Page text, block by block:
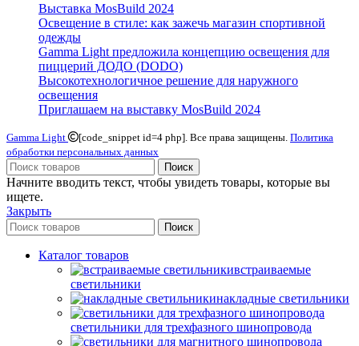
Выставка MosBuild 2024
Освещение в стиле: как зажечь магазин спортивной
одежды
Gamma Light предложила концепцию освещения для
пиццерий ДОДО (DODO)
Высокотехнологичное решение для наружного
освещения
Приглашаем на выставку MosBuild 2024
Gamma Light [code_snippet id=4 php]. Все права защищены. Политика
обработки персональных данных
Поиск
Начните вводить текст, чтобы увидеть товары, которые вы
ищете.
Закрыть
Поиск
Каталог товаров
встраиваемые
светильники
накладные светильники
светильники для трехфазного шинопровода